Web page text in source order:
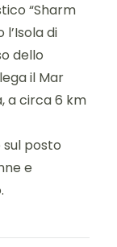
“Sharm
di
dello
il Mar
a circa 6 km
sul posto
e